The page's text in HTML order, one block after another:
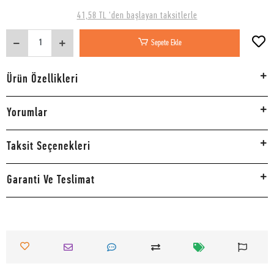
41,58 TL 'den başlayan taksitlerle
Sepete Ekle
Ürün Özellikleri
Yorumlar
Taksit Seçenekleri
Garanti Ve Teslimat